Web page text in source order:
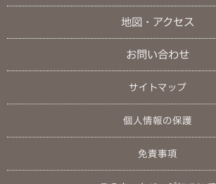
地図・アクセス
お問い合わせ
サイトマップ
個人情報の保護
免責事項